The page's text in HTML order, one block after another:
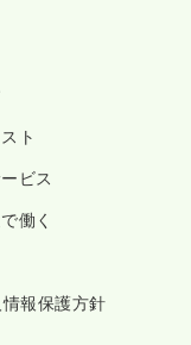
ト
ビス
働く
報保護方針